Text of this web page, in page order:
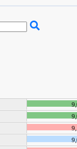
でβ版をはじめる
と米株版の先